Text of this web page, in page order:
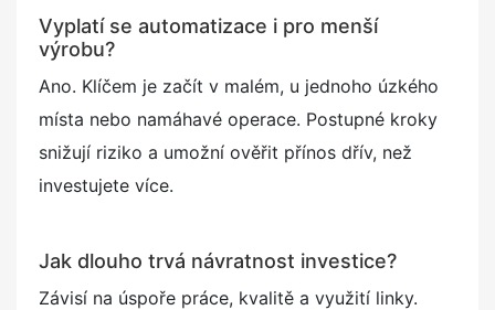
Vyplatí se automatizace i pro menší
výrobu?
Ano. Klíčem je začít v malém, u jednoho úzkého
místa nebo namáhavé operace. Postupné kroky
snižují riziko a umožní ověřit přínos dřív, než
investujete více.
Jak dlouho trvá návratnost investice?
Závisí na úspoře práce, kvalitě a využití linky.